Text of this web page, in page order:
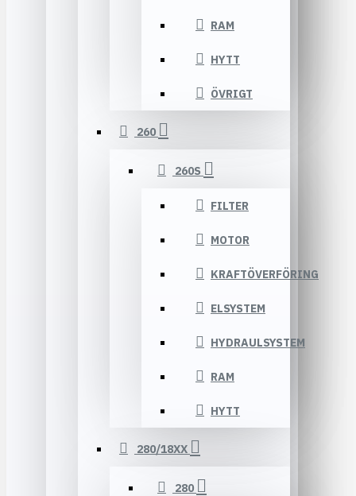
RAM
HYTT
ÖVRIGT
260
260S
FILTER
MOTOR
KRAFTÖVERFÖRING
ELSYSTEM
HYDRAULSYSTEM
RAM
HYTT
280/18XX
280